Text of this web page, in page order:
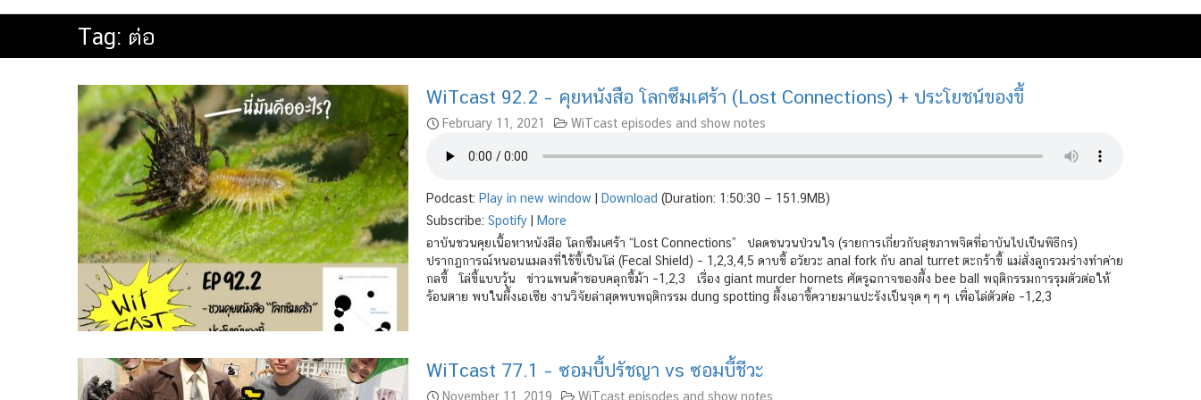
Tag: ต่อ
WiTcast 92.2 – คุยหนังสือ โลกซึมเศร้า (Lost Connections) + ประโยชน์ของขี้
February 11, 2021 WiTcast episodes and show notes
Podcast: Play in new window | Download (Duration: 1:50:30 — 151.9MB)
Subscribe: Spotify| More
อาบันชวนคุยเนื้อหาหนังสือ โลกซึมเศร้า “Lost Connections” ปลดชนวนป่วนใจ (รายการเกี่ยวกับสุขภาพจิตที่อาบันไปเป็นพิธีกร)
ปรากฏการณ์หนอนแมลงที่ใช้ขี้เป็นโล่ (Fecal Shield) – 1,2,3,4,5 ดาบขี้ อวัยวะ anal fork กับ anal turret ตะกร้าขี้ แม่สั่งลูกรวมร่างทำค่าย
กลขี้ โล่ขี้แบบวุ้น ข่าวแพนด้าชอบคลุกขี้ม้า –1,2,3 เรื่อง giant murder hornets ศัตรูฉกาจของผึ้ง bee ball พฤติกรรมการรุมตัวต่อให้
ร้อนตาย พบในผึ้งเอเซีย งานวิจัยล่าสุดพบพฤติกรรม dung spotting ผึ้งเอาขี้ควายมาแปะรังเป็นจุดๆๆๆ เพื่อไล่ตัวต่อ –1,2,3
WiTcast 77.1 – ซอมบี้ปรัชญา vs ซอมบี้ชีวะ
November 11, 2019 WiTcast episodes and show notes